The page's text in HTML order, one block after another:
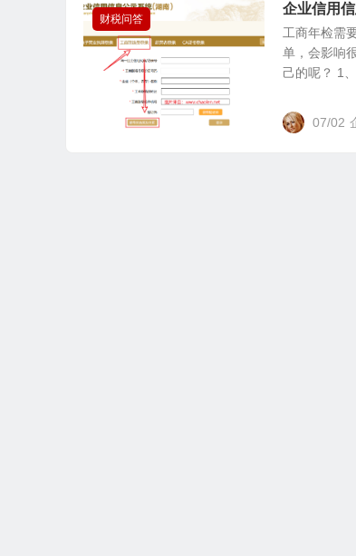
财税问答
企业信用
工商年检需
单，会影响
己的呢？ 1
07/02